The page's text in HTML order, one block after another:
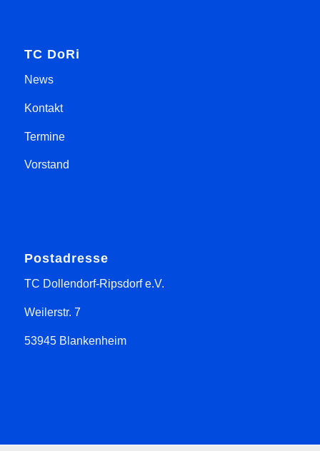
TC DoRi
News
Kontakt
Termine
Vorstand
Postadresse
TC Dollendorf-Ripsdorf e.V.
Weilerstr. 7
53945 Blankenheim